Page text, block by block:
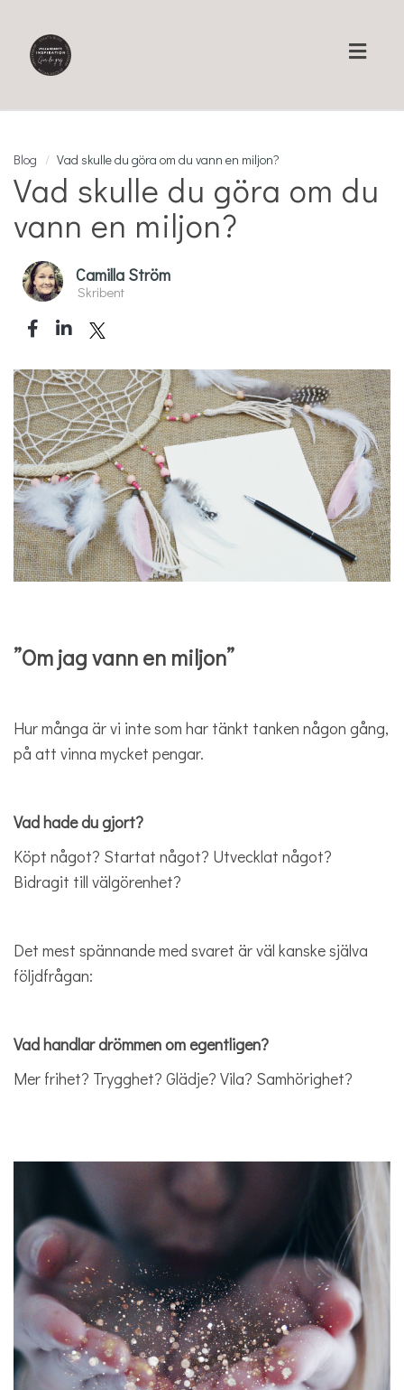
Toggle
Blog Vad skulle du göra om du vann en miljon?
Vad skulle du göra om du
vann en miljon?
Camilla Ström
Skribent
”Om jag vann en miljon”
Hur många är vi inte som har tänkt tanken någon gång,
på att vinna mycket pengar.
Vad hade du gjort?
Köpt något? Startat något? Utvecklat något?
Bidragit till välgörenhet?
Det mest spännande med svaret är väl kanske själva
följdfrågan:
Vad handlar drömmen om egentligen?
Mer frihet? Trygghet? Glädje? Vila? Samhörighet?